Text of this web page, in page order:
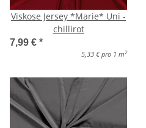
Viskose Jersey *Marie* Uni -
chillirot
7,99 € *
5,33 € pro 1 m 2